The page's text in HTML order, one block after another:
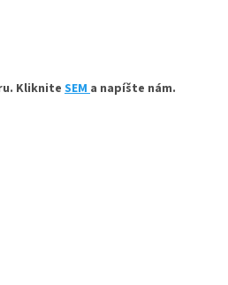
Kliknite SEMa napíšte nám.